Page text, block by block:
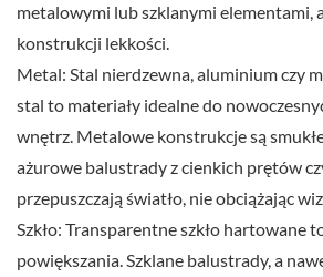
metalowymi lub szklanymi elementami,
konstrukcji lekkości.
Metal: Stal nierdzewna, aluminium czy
stal to materiały idealne do
wnętrz. Metalowe konstrukcje są
ażurowe balustrady z cienkich prętów
przepuszczają światło, nie obciążając
Szkło: Transparentne szkło hartowane
powiększania. Szklane balustrady, a